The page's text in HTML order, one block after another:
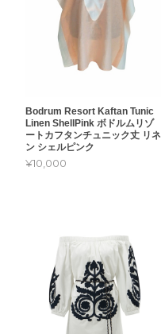
Bodrum Resort Kaftan Tunic
Linen ShellPink ボドルムリゾ
ートカフタンチュニック丈 リネ
ン シェルピンク
¥10,000